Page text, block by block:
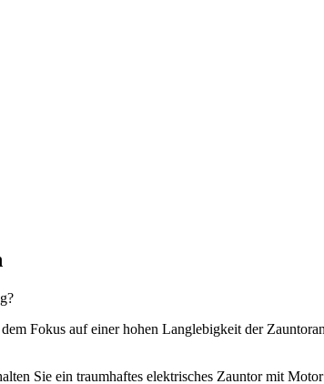
Fokus auf einer hohen Langlebigkeit der
Sie ein traumhaftes elektrisches Zauntor mit